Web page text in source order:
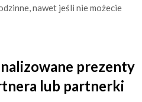
nawet jeśli nie możecie
prezenty
lub partnerki